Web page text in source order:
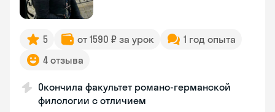
5 от 1590 ₽ за урок
1 год опыта
4 отзыва
Окончила факультет романо-германской
филологии с отличием